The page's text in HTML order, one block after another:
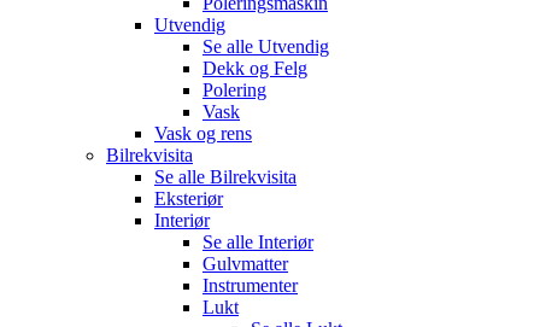
Utvendig
Se alle Utvendig
Dekk og Felg
Polering
Vask
Vask og rens
Bilrekvisita
Se alle Bilrekvisita
Eksteriør
Interiør
Se alle Interiør
Gulvmatter
Instrumenter
Lukt